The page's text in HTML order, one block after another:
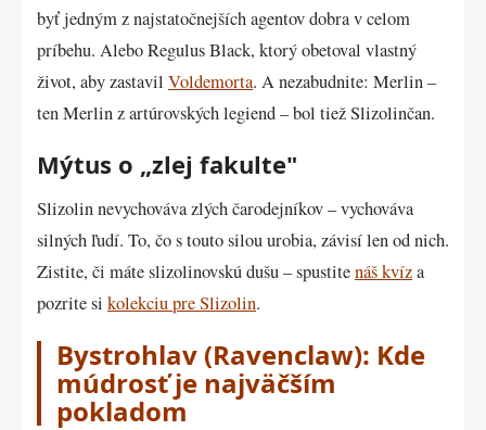
byť jedným z najstatočnejších agentov dobra v celom
príbehu. Alebo Regulus Black, ktorý obetoval vlastný
život, aby zastavil Voldemorta. A nezabudnite: Merlin –
ten Merlin z artúrovských legiend – bol tiež Slizolinčan.
Mýtus o „zlej fakulte"
Slizolin nevychováva zlých čarodejníkov – vychováva
silných ľudí. To, čo s touto silou urobia, závisí len od nich.
Zistite, či máte slizolinovskú dušu – spustitenáš kvíza
pozrite si kolekciu pre Slizolin.
Bystrohlav (Ravenclaw): Kde
múdrosť je najväčším
pokladom